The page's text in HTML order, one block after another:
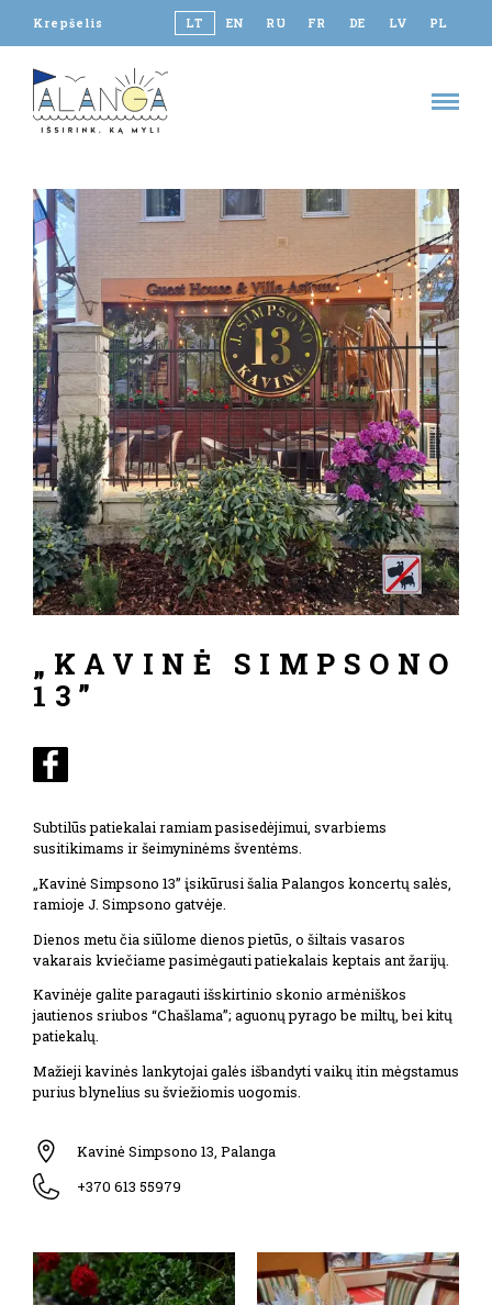
Krepšelis LT EN RU FR DE LV PL
„KAVINĖ SIMPSONO
13”
Subtilūs patiekalai ramiam pasisedėjimui, svarbiems
susitikimams ir šeimyninėms šventėms.
„Kavinė Simpsono 13” įsikūrusi šalia Palangos koncertų salės,
ramioje J. Simpsono gatvėje.
Dienos metu čia siūlome dienos pietūs, o šiltais vasaros
vakarais kviečiame pasimėgauti patiekalais keptais ant žarijų.
Kavinėje galite paragauti išskirtinio skonio armėniškos
jautienos sriubos “Chašlama”; aguonų pyrago be miltų, bei kitų
patiekalų.
Mažieji kavinės lankytojai galės išbandyti vaikų itin mėgstamus
purius blynelius su šviežiomis uogomis.
Kavinė Simpsono 13, Palanga
+370 613 55979